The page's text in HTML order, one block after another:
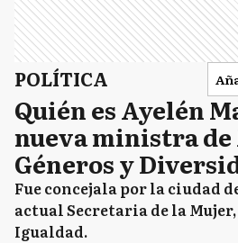
POLÍTICA
Quién es Ayelén
nueva ministra de
Géneros y
Fue concejala por la ciudad
actual Secretaria de la
Igualdad.